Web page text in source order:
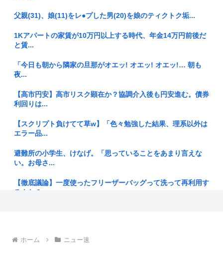
韓国人インフルエンサー(49)、日本で次々と車に衝突 計7台
【九州】まさに異常高温、最低気温が30度以上の記録的な “超
BYD、地方を軽EVの主戦場に 給油所半減で揺らぐ「国民車」
なぜフランス人はこれほど日本が好きなのか? 中国ネット「中
【巨乳！！】アナウンサーさん(26)、地上波で自前のJKコス
【露リゾート悲劇】防空網崩壊で海水浴客6人死亡、プーチン
父親(31)、娘(11)をレ●プした男(20)を娘のティクトク垢...
1Kアパートの家賃が10万円以上する時代、年金14万円前後だ
と賃...
「今日も朝から隣家の旦那がオエッ! オエッ! オエッ!… 朝も
夜...
【高市円安】高市リスク顕在か？協調介入後も円安進む。債券
利回りは...
【スクリプト負けてて草w】「色々勉強した結果、理系以外は
エラー品...
避難所の小学生、けなげ。「思っていることをあまり言えな
い。お母さ...
【徹底議論】一度使ったフリーザーバッグって洗って再利用す
るよな？
【ケンモハック】普通のエアコンをスポットクーラー化する方
ホーム ニュー速